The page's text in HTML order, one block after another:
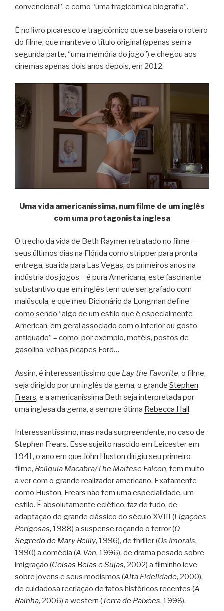
convencional”, e como “uma tragicômica biografia”.
É no livro picaresco e tragicômico que se baseia o roteiro
do filme, que manteve o título original (apenas sem a
segunda parte, “uma memória do jogo”) e chegou aos
cinemas apenas dois anos depois, em 2012.
Uma vida americaníssima, num filme de um inglês
com uma protagonista inglesa
O trecho da vida de Beth Raymer retratado no filme –
seus últimos dias na Flórida como stripper para pronta
entrega, sua ida para Las Vegas, os primeiros anos na
indústria dos jogos – é pura Americana, este fascinante
substantivo que em inglês tem que ser grafado com
maiúscula, e que meu Dicionário da Longman define
como sendo “algo de um estilo que é especialmente
American, em geral associado com o interior ou gosto
antiquado” – como, por exemplo, motéis, postos de
gasolina, velhas picapes Ford…
Assim, é interessantíssimo que Lay the Favorite, o filme,
seja dirigido por um inglês da gema, o grande Stephen
Frears, e a americaníssima Beth seja interpretada por
uma inglesa da gema, a sempre ótima Rebecca Hall.
Interessantíssimo, mas nada surpreendente, no caso de
Stephen Frears. Esse sujeito nascido em Leicester em
1941, o ano em que John Huston dirigiu seu primeiro
filme, Relíquia Macabra/The Maltese Falcon, tem muito
a ver com o grande realizador americano. Exatamente
como Huston, Frears não tem uma especialidade, um
estilo. É absolutamente eclético, faz de tudo, de
adaptação de grande clássico do século XVIII (Ligações
Perigosas, 1988) a suspense roçando o terror (O
Segredo de Mary Reilly, 1996), de thriller (Os Imorais,
1990) a comédia (A Van, 1996), de drama pesado sobre
imigração (Coisas Belas e Sujas, 2002) a filminho leve
sobre jovens e seus modismos (Alta Fidelidade, 2000),
de cuidadosa recriação de fatos históricos recentes (A
Rainha, 2006) a western (Terra de Paixões, 1998).